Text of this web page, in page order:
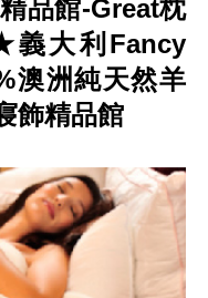
品館-Great枕
大利Fancy
澳洲純天然羊
飾精品館